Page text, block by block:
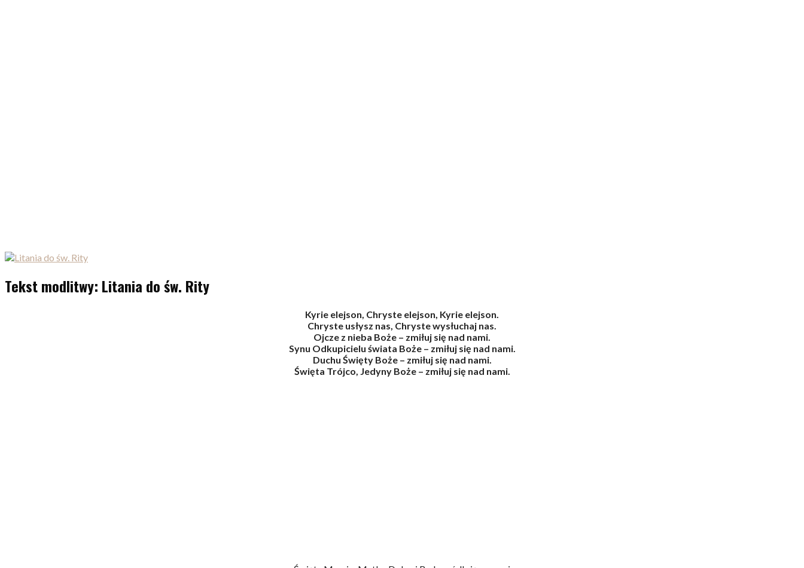
Tekst modlitwy: Litania do św. Rity
Kyrie elejson, Chryste elejson, Kyrie elejson.
Chryste usłysz nas, Chryste wysłuchaj nas.
Ojcze z nieba Boże – zmiłuj się nad nami.
Synu Odkupicielu świata Boże – zmiłuj się nad nami.
Duchu Święty Boże – zmiłuj się nad nami.
Święta Trójco, Jedyny Boże – zmiłuj się nad nami.